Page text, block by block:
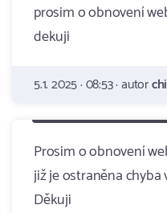
prosim o obnovení
dekuji
5.1. 2025 · 08:53 · autor
Prosim o obnovení
již je ostraněna chyba
Děkuji